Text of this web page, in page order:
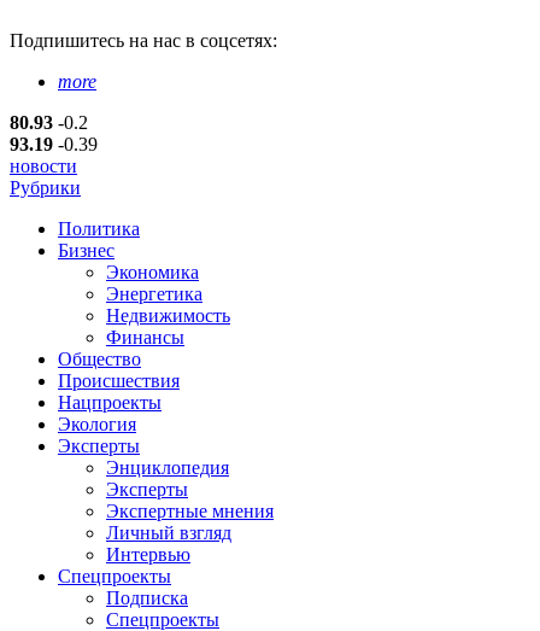
Подпишитесь на нас в соцсетях:
more
80.93 -0.2
93.19 -0.39
новости
Рубрики
Политика
Бизнес
Экономика
Энергетика
Недвижимость
Финансы
Общество
Происшествия
Нацпроекты
Экология
Эксперты
Энциклопедия
Эксперты
Экспертные мнения
Личный взгляд
Интервью
Спецпроекты
Подписка
Спецпроекты